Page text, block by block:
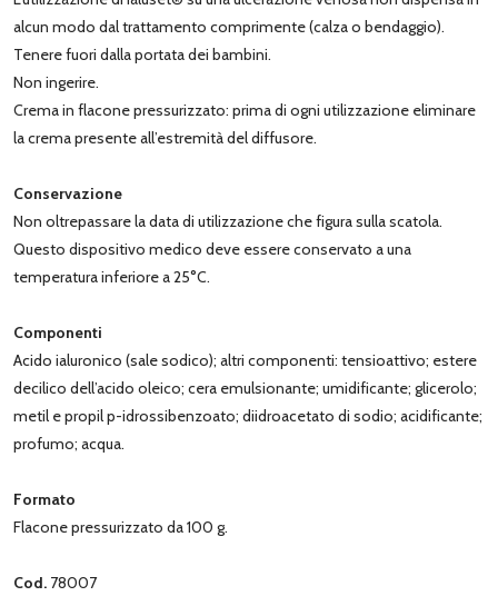
alcun modo dal trattamento comprimente (calza o bendaggio).
Tenere fuori dalla portata dei bambini.
Non ingerire.
Crema in flacone pressurizzato: prima di ogni utilizzazione eliminare
la crema presente all’estremità del diffusore.
Conservazione
Non oltrepassare la data di utilizzazione che figura sulla scatola.
Questo dispositivo medico deve essere conservato a una
temperatura inferiore a 25°C.
Componenti
Acido ialuronico (sale sodico); altri componenti: tensioattivo; estere
decilico dell’acido oleico; cera emulsionante; umidificante; glicerolo;
metil e propil p-idrossibenzoato; diidroacetato di sodio; acidificante;
profumo; acqua.
Formato
Flacone pressurizzato da 100 g.
Cod. 78007